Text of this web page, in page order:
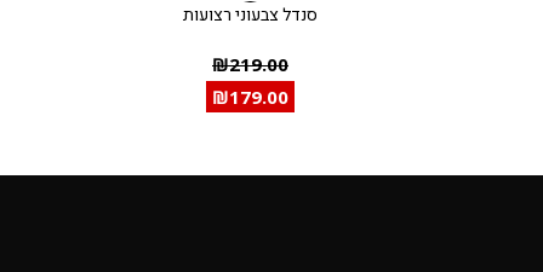
סנדל צבעוני רצועות
₪219.00
₪179.00